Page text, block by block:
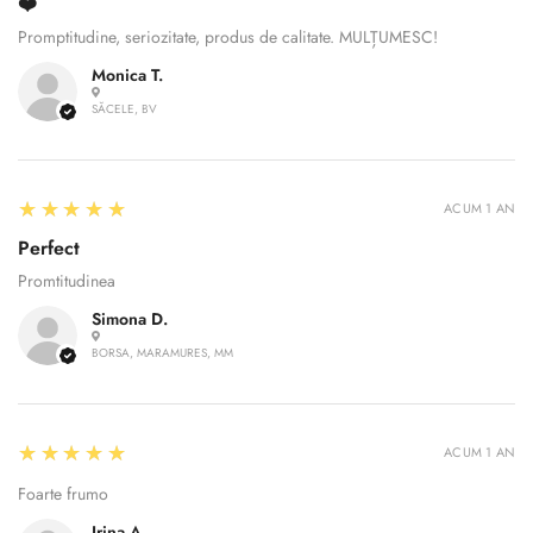
Monica T.
SĂCELE, BV
Promptitudine, seriozitate, produs de calitate. MULȚUMESC!
Simona D.
BORSA, MARAMURES, MM
5
★★★★★
Perfect
Promtitudinea
ACUM 1 AN
5
★★★★★
Foarte frumo
ACUM 1 AN
Are you 18 years old or older?